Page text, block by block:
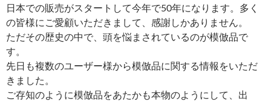
日本での販売がスタートして今年で50年になります。多く
の皆様にご愛顧いただきまして、感謝しかありません。
ただその歴史の中で、頭を悩まされているのが模倣品で
す。
先日も複数のユーザー様から模倣品に関する情報をいただ
きました。
ご存知のように模倣品をあたかも本物のようにして、出